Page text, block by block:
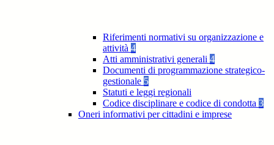
Riferimenti normativi su organizzazione e
attività 4
Atti amministrativi generali 4
Documenti di programmazione strategico-
gestionale 5
Statuti e leggi regionali
Codice disciplinare e codice di condotta 3
Oneri informativi per cittadini e imprese